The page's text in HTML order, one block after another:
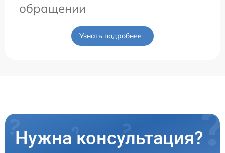
обращении
Узнать подробнее
Нужна консультация?